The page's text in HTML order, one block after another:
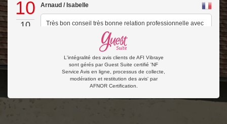
10
10
Arnaud / Isabelle
Très bon conseil très bonne relation professionnelle avec
Mme NICOLAS toujours disponible.
Expérience du 18/10/2024
Publié le 27/10/2024
10
L'intégralité des avis clients de AFI Vibraye
sont gérés par Guest Suite certifié 'NF
Service Avis en ligne, processus de collecte,
modération et restitution des avis' par
AFNOR Certification.